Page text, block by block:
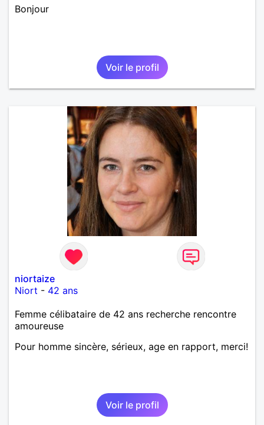
Bonjour
Voir le profil
niortaize
Niort - 42 ans
Femme célibataire de 42 ans recherche rencontre
amoureuse
Pour homme sincère, sérieux, age en rapport, merci!
Voir le profil